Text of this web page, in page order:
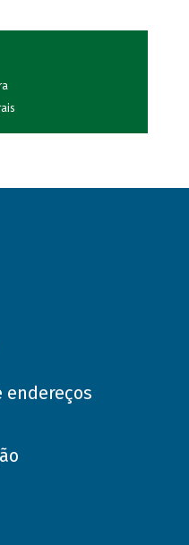
endereços